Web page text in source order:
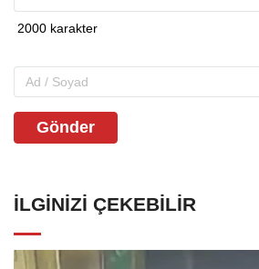
Gönder
İLGINIZI ÇEKEBILIR